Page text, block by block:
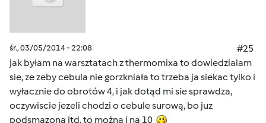
śr., 03/05/2014 - 22:08
#25
jak byłam na warsztatach z thermomixa to dowiedzialam
sie, ze zeby cebula nie gorzkniała to trzeba ja siekac tylko i
wyłacznie do obrotów 4, i jak dotąd mi sie sprawdza,
oczywiscie jezeli chodzi o cebule surową, bo juz
podsmazona itd, to można i na 10